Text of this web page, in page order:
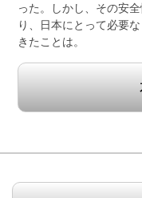
った。しかし、その安
り、日本にとって必要
きたことは。